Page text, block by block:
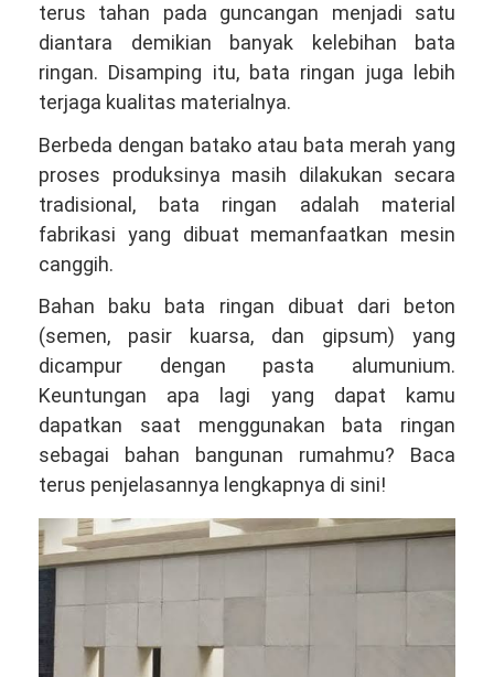
terus tahan pada guncangan menjadi satu
diantara demikian banyak kelebihan bata
ringan. Disamping itu, bata ringan juga lebih
terjaga kualitas materialnya.
Berbeda dengan batako atau bata merah yang
proses produksinya masih dilakukan secara
tradisional, bata ringan adalah material
fabrikasi yang dibuat memanfaatkan mesin
canggih.
Bahan baku bata ringan dibuat dari beton
(semen, pasir kuarsa, dan gipsum) yang
dicampur dengan pasta alumunium.
Keuntungan apa lagi yang dapat kamu
dapatkan saat menggunakan bata ringan
sebagai bahan bangunan rumahmu? Baca
terus penjelasannya lengkapnya di sini!